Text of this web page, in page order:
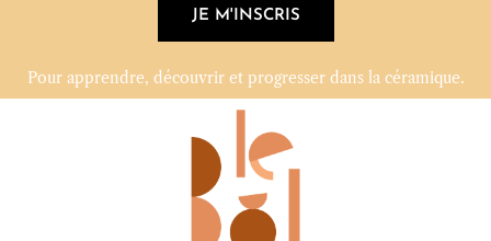
JE M'INSCRIS
Pour apprendre, découvrir et progresser dans la céramique.